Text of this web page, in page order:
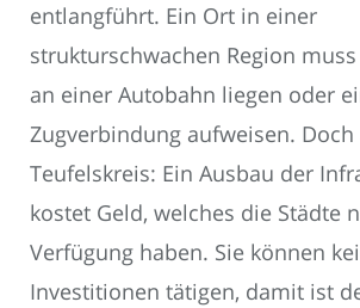
entlangführt. Ein Ort in einer
strukturschwachen Region
an einer Autobahn liegen oder
Zugverbindung aufweisen.
Teufelskreis: Ein Ausbau der
kostet Geld, welches die Städte
Verfügung haben. Sie können
Investitionen tätigen, damit ist